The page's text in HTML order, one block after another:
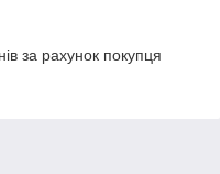
за рахунок покупця